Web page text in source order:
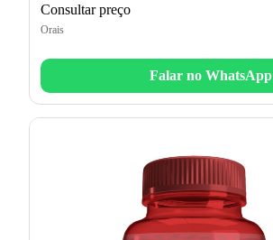
Consultar preço
Orais
Falar no WhatsApp